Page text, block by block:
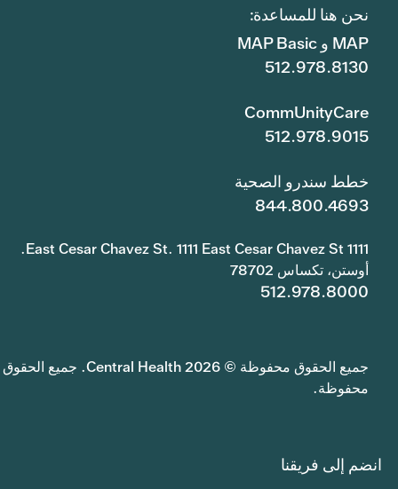
نحن هنا للمساعدة:
MAP و MAP Basic
512.978.8130
CommUnityCare
512.978.9015
خطط سندرو الصحية
844.800.4693
1111 East Cesar Chavez St. 1111 East Cesar Chavez St.
أوستن، تكساس 78702
512.978.8000
جميع الحقوق محفوظة © 2026 Central Health. جميع الحقوق
محفوظة.
انضم إلى فريقنا